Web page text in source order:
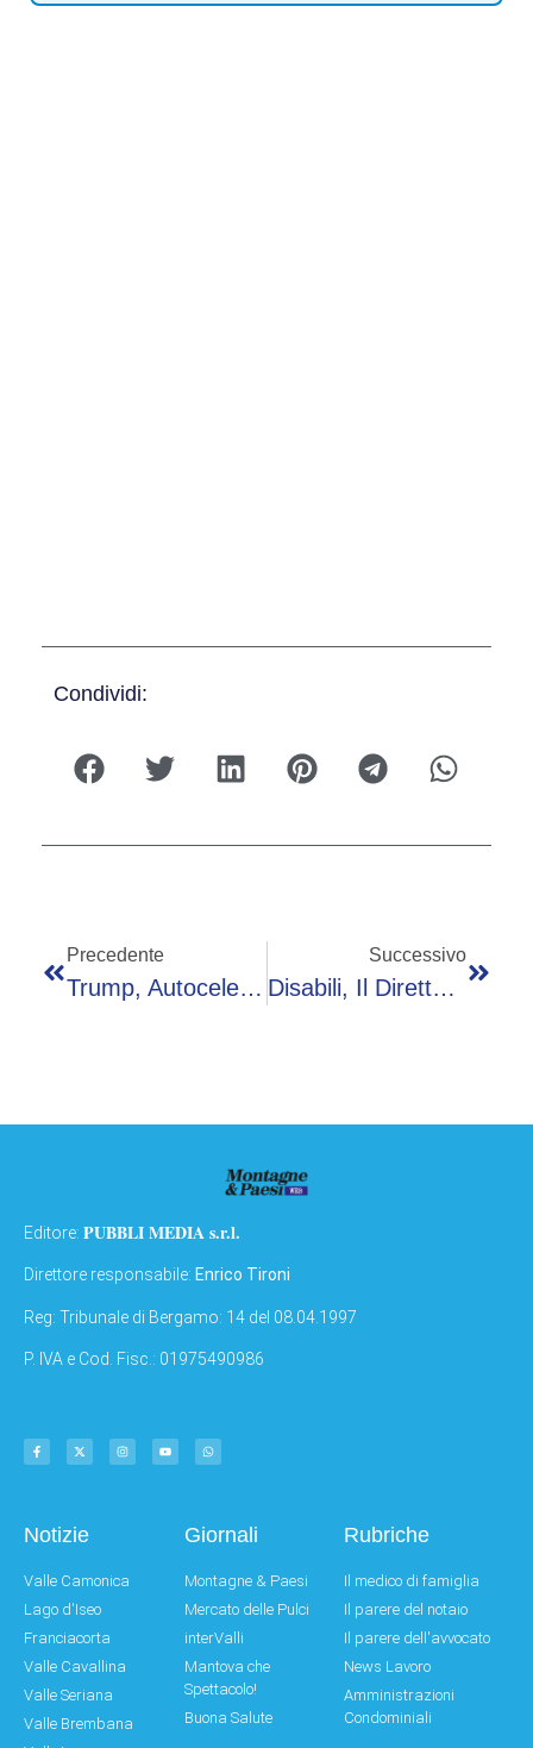
Condividi:
Precedente
Trump, Autocelebrazione Al Memorial Day: “Dio Mi Ha Riportato Alla Casa Bianca”
Successivo
Disabili, Il Direttore D’orchestra: “Ogni Bimbo Ha Potenziale Da Ascoltare E Valorizzare”
Editore: PUBBLI MEDIA s.r.l.
Direttore responsabile: Enrico Tironi
Reg: Tribunale di Bergamo: 14 del 08.04.1997
P. IVA e Cod. Fisc.: 01975490986
Notizie
Valle Camonica
Lago d'Iseo
Franciacorta
Valle Cavallina
Valle Seriana
Valle Brembana
Giornali
Montagne & Paesi
Mercato delle Pulci
interValli
Mantova che
Spettacolo!
Buona Salute
Rubriche
Il medico di famiglia
Il parere del notaio
Il parere dell'avvocato
News Lavoro
Amministrazioni
Condominiali